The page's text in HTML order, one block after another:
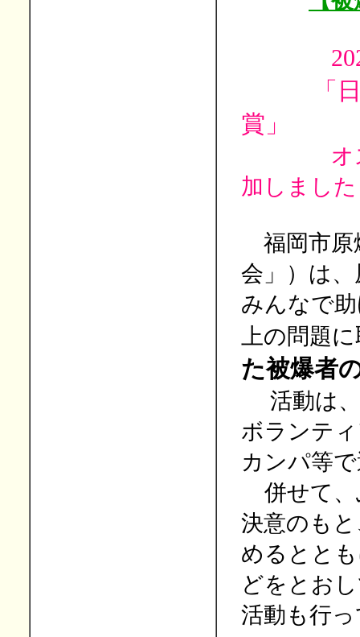
「日本
賞」
加しました
福岡市原
会」）は
みんなで
上の問題
た被爆者
活動は
ボランテ
カンパ等
併せて
決意のも
めるとと
どをとお
活動も行